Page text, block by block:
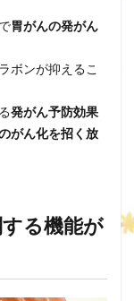
胃がんの発がん
ボンが抑えるこ
発がん予防効果
がん化を招く放
る機能が